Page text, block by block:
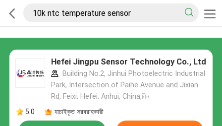
Hefei Jingpu Sensor Technology Co., Ltd
Building No.2, Jinhui Photoelectric Industrial
Park, Intersection of Paihe Avenue and Jixian
Rd, Feixi, Hefei, Anhui, China,চীন
5.0
যাচাইকৃত সরবরাহকারী